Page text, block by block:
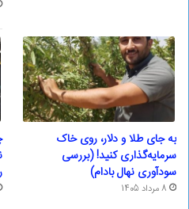
به جای طلا و دلار، روی خاک
سرمایه‌گذاری کنید! (بررسی
سودآوری نهال بادام)
8 مرداد 1405